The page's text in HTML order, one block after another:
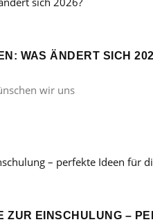
WAS ÄNDERT SICH
wir uns
ZUR EINSCHULUNG –